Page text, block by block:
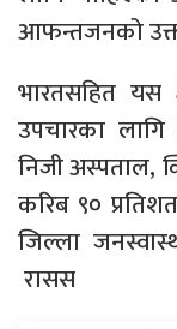
आफन्तजनको
भारतसहित यस
उपचारका
निजी अस्पताल,
करिब ९०
जिल्ला
रासस